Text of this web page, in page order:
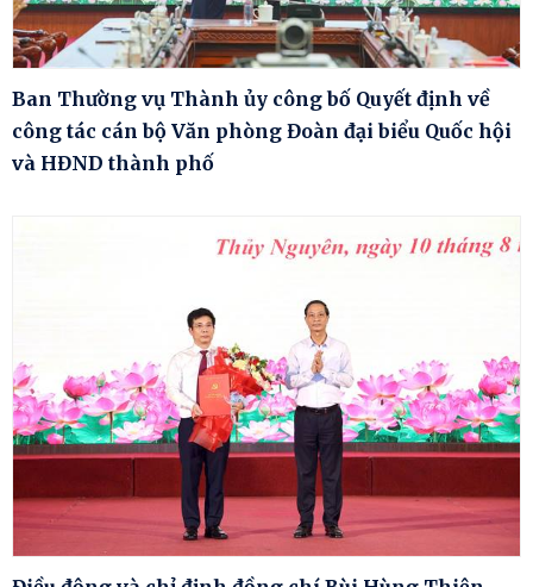
Ban Thường vụ Thành ủy công bố Quyết định về
công tác cán bộ Văn phòng Đoàn đại biểu Quốc hội
và HĐND thành phố